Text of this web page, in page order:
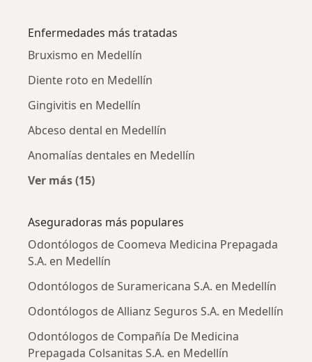
Enfermedades más tratadas
Bruxismo en Medellín
Diente roto en Medellín
Gingivitis en Medellín
Abceso dental en Medellín
Anomalías dentales en Medellín
Ver más (15)
Aseguradoras más populares
Odontólogos de Coomeva Medicina Prepagada
S.A. en Medellín
Odontólogos de Suramericana S.A. en Medellín
Odontólogos de Allianz Seguros S.A. en Medellín
Odontólogos de Compañía De Medicina
Prepagada Colsanitas S.A. en Medellín